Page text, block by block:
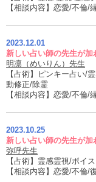
【相談内容】恋愛/不倫/
2023.12.01
新しい占い師の先生が加
明凛（めいりん）先生
【占術】ピンキー占い/
動修正/除霊
【相談内容】恋愛/不倫/
2023.10.25
新しい占い師の先生が加
弥呼先生
【占術】霊感霊視/ボイ
【相談内容】恋愛/不倫/